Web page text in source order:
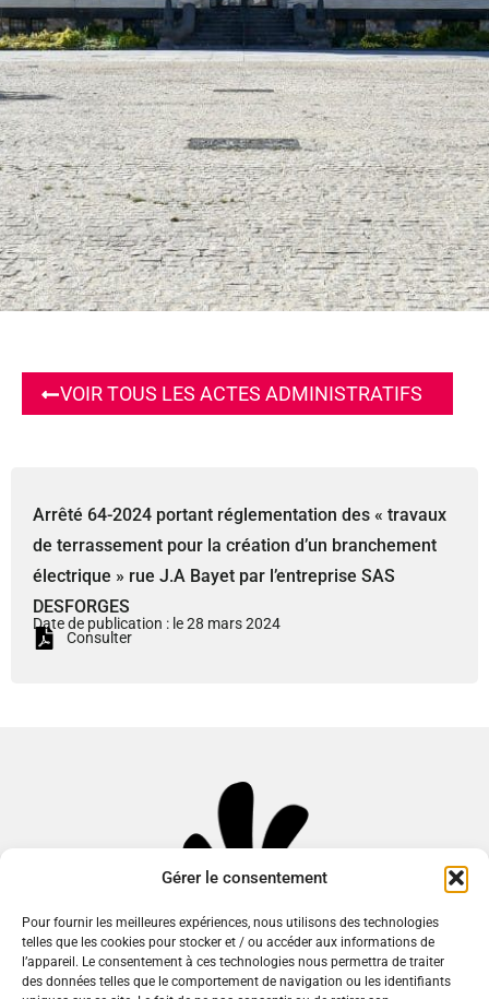
Gérer le consentement
Pour fournir les meilleures expériences, nous utilisons des technologies
telles que les cookies pour stocker et / ou accéder aux informations de
l’appareil. Le consentement à ces technologies nous permettra de traiter
des données telles que le comportement de navigation ou les identifiants
VOIR TOUS LES ACTES ADMINISTRATIFS
Arrêté 64-2024 portant réglementation des « travaux
de terrassement pour la création d’un branchement
électrique » rue J.A Bayet par l’entreprise SAS
DESFORGES
Date de publication : le 28 mars 2024
Consulter